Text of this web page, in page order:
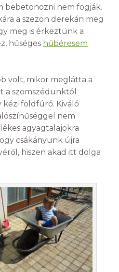
bebetonozni nem fogják.
a szezon derekán meg
meg is érkeztünk a
hűséges hűbéresem
volt, mikor meglátta a
a szomszédunktól
kézi földfúró. Kiváló
nem
agyagtalajokra
csákányunk újra
hiszen akad itt dolga